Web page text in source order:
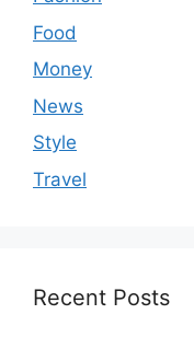
Food
Money
News
Style
Travel
Recent Posts